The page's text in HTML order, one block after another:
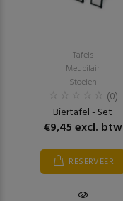
Tafels
Meubilair
Stoelen
(0)
Biertafel - Set
€9,45 excl. btw
RESERVEER